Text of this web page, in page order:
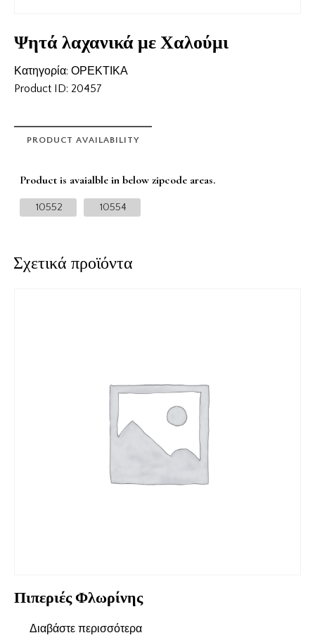
Ψητά λαχανικά με Χαλούμι
Κατηγορία: ΟΡΕΚΤΙΚΑ
Product ID: 20457
PRODUCT AVAILABILITY
Product is avaialble in below zipcode areas.
10552 10554
Σχετικά προϊόντα
Πιπεριές Φλωρίνης
Διαβάστε περισσότερα